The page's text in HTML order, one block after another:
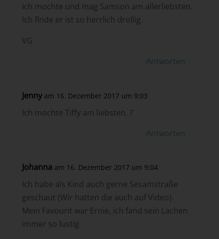
Ich mochte und mag Samson am allerliebsten.
Ich finde er ist so herrlich drollig.
VG
Antworten
Jenny am 16. Dezember 2017 um 9:03
Ich mochte Tiffy am liebsten. ?
Antworten
Johanna am 16. Dezember 2017 um 9:04
Ich habe als Kind auch gerne Sesamstraße
geschaut (Wir hatten die auch auf Video).
Mein Favourit war Ernie, ich fand sein Lachen
immer so lustig.